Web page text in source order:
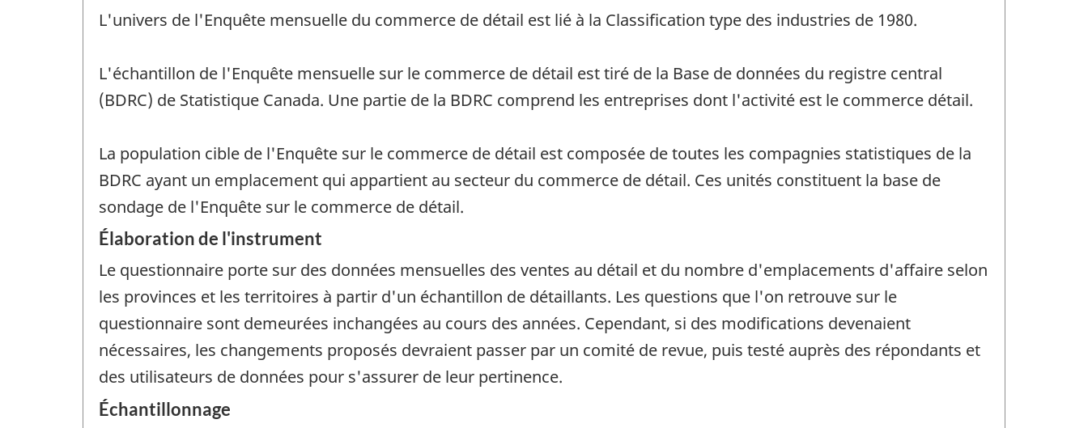
L'univers de l'Enquête mensuelle du commerce de détail est lié à la Classification type des industries de 1980.
L'échantillon de l'Enquête mensuelle sur le commerce de détail est tiré de la Base de données du registre central
(BDRC) de Statistique Canada. Une partie de la BDRC comprend les entreprises dont l'activité est le commerce détail.
La population cible de l'Enquête sur le commerce de détail est composée de toutes les compagnies statistiques de la
BDRC ayant un emplacement qui appartient au secteur du commerce de détail. Ces unités constituent la base de
sondage de l'Enquête sur le commerce de détail.
Élaboration de l'instrument
Le questionnaire porte sur des données mensuelles des ventes au détail et du nombre d'emplacements d'affaire selon
les provinces et les territoires à partir d'un échantillon de détaillants. Les questions que l'on retrouve sur le
questionnaire sont demeurées inchangées au cours des années. Cependant, si des modifications devenaient
nécessaires, les changements proposés devraient passer par un comité de revue, puis testé auprès des répondants et
des utilisateurs de données pour s'assurer de leur pertinence.
Échantillonnage